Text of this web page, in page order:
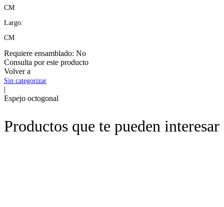
CM
Largo:
CM
Requiere ensamblado: No
Consulta por este producto
Volver a
Sin categorizar
|
Espejo octogonal
Productos que te pueden interesar